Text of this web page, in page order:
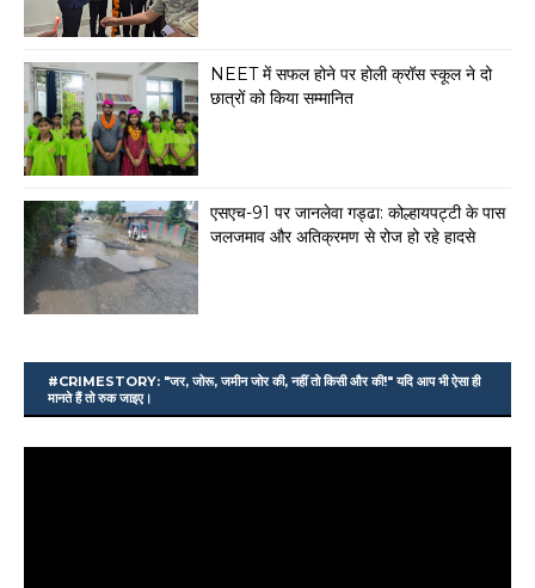
NEET में सफल होने पर होली क्रॉस स्कूल ने दो
छात्रों को किया सम्मानित
एसएच-91 पर जानलेवा गड्ढा: कोल्हायपट्टी के पास
जलजमाव और अतिक्रमण से रोज हो रहे हादसे
#CRIMESTORY: "जर, जोरू, जमीन जोर की, नहीं तो किसी और की!" यदि आप भी ऐसा ही
मानते हैं तो रुक जाइए।